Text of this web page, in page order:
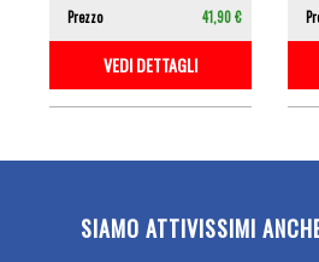
Prezzo 41,90 €
VEDI DETTAGLI
SIAMO ATTIVISSIMI